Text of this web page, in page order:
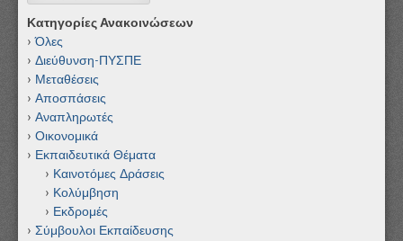
Κατηγορίες Ανακοινώσεων
Όλες
Διεύθυνση-ΠΥΣΠΕ
Μεταθέσεις
Αποσπάσεις
Αναπληρωτές
Οικονομικά
Εκπαιδευτικά Θέματα
Καινοτόμες Δράσεις
Κολύμβηση
Εκδρομές
Σύμβουλοι Εκπαίδευσης